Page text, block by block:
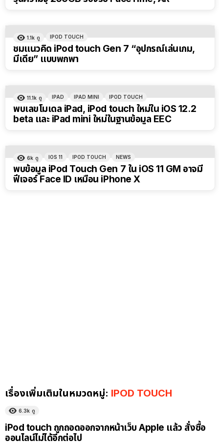
1.1k ดู IPOD TOUCH
ชมแนวคิด iPod touch Gen 7 “อุปกรณ์เล่นเกม,
มีเดีย” แบบพกพา
11.1k ดู IPAD IPAD MINI IPOD TOUCH
พบเลขโมเดล iPad, iPod touch ใหม่ใน iOS 12.2
beta และ iPad mini ใหม่ในฐานข้อมูล EEC
6k ดู IOS 11 IPOD TOUCH NEWS
พบข้อมูล iPod Touch Gen 7 ใน iOS 11 GM อาจมี
ฟีเจอร์ Face ID เหมือน iPhone X
เรื่องเพิ่มเติมในหมวดหมู่: IPOD TOUCH
6.3k ดู
iPod touch ถูกถอดออกจากหน้าเว็บ Apple แล้ว สั่งซื้อ
ออนไลน์ไม่ได้อีกต่อไป